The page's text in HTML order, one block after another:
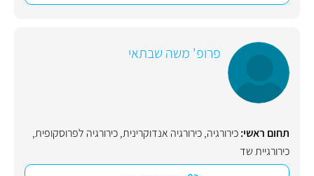
פרופ' משה שבתאי
תחום ראשי:כירורגיה,כירורגיה אנדוקרינית,כירורגיה לפרוסקופית,
כירורגיית שד